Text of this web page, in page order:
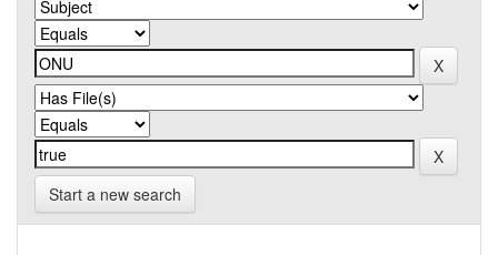
Start a new search